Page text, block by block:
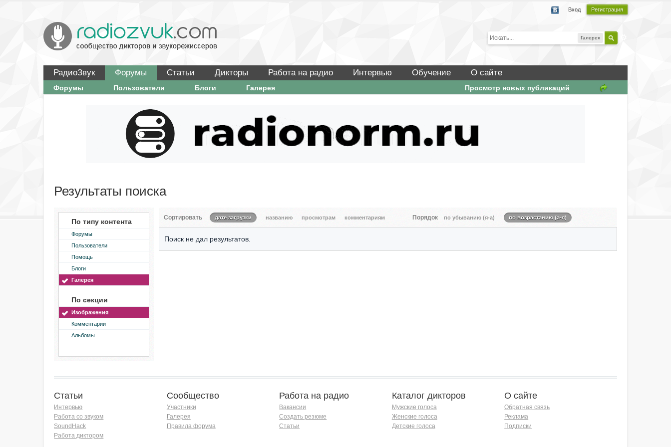
Вход Регистрация
Галерея
РадиоЗвук Форумы Статьи Дикторы Работа на радио Интервью Обучение О сайте
Просмотр новых публикаций
Форумы Пользователи Блоги Галерея
Результаты поиска
По типу контента
Форумы
Пользователи
Помощь
Блоги
Галерея
По секции
Изображения
Комментарии
Альбомы
Сортировать дате загрузки названию просмотрам комментариям Порядок по убыванию (я-а) по возрастанию (а-я)
Поиск не дал результатов.
Статьи
Интервью
Работа со звуком
SoundHack
Работа диктором
Сообщество
Участники
Галерея
Правила форума
Работа на радио
Вакансии
Создать резюме
Статьи
Каталог дикторов
Мужские голоса
Женские голоса
Детские голоса
О сайте
Обратная связь
Реклама
Подписки